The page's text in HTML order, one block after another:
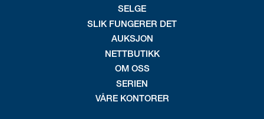
SELGE
SLIK FUNGERER DET
AUKSJON
NETTBUTIKK
OM OSS
SERIEN
VÅRE KONTORER